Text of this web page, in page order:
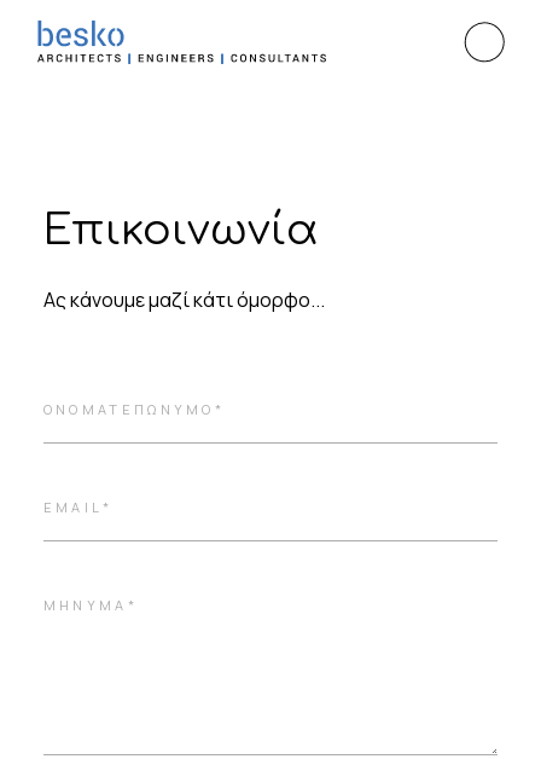
Επικοινωνία
Ας κάνουμε μαζί κάτι όμορφο...